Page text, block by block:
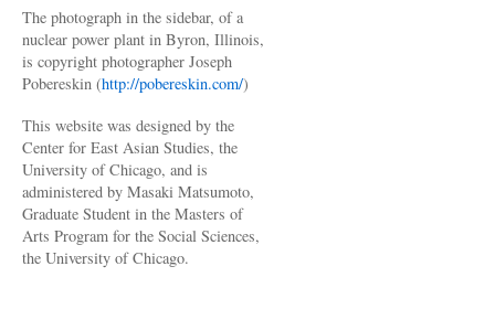
The photograph in the sidebar, of a
nuclear power plant in Byron, Illinois,
is copyright photographer Joseph
Pobereskin (http://pobereskin.com/)
This website was designed by the
Center for East Asian Studies, the
University of Chicago, and is
administered by Masaki Matsumoto,
Graduate Student in the Masters of
Arts Program for the Social Sciences,
the University of Chicago.